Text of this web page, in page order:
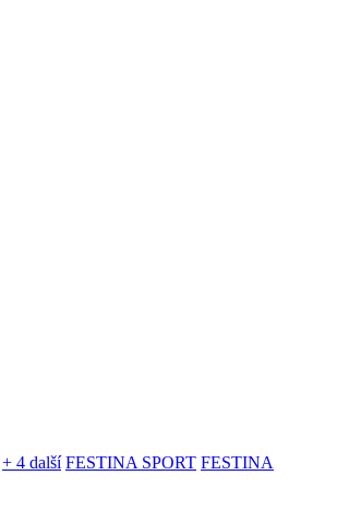
+ 4 další FESTINA SPORT FESTINA